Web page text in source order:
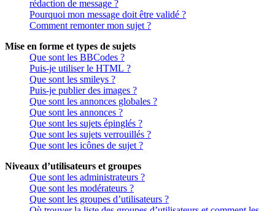
rédaction de message ?
Pourquoi mon message doit être validé ?
Comment remonter mon sujet ?
Mise en forme et types de sujets
Que sont les BBCodes ?
Puis-je utiliser le HTML ?
Que sont les smileys ?
Puis-je publier des images ?
Que sont les annonces globales ?
Que sont les annonces ?
Que sont les sujets épinglés ?
Que sont les sujets verrouillés ?
Que sont les icônes de sujet ?
Niveaux d’utilisateurs et groupes
Que sont les administrateurs ?
Que sont les modérateurs ?
Que sont les groupes d’utilisateurs ?